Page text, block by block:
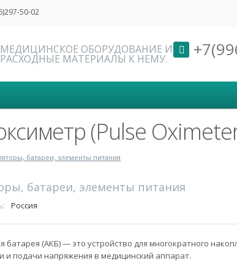
50-02
МЕДИЦИНСКОЕ ОБОРУДОВАНИЕ И
РАСХОДНЫЕ МАТЕРИАЛЫ К НЕМУ.
(Pulse
батареи, элементы питания
батареи, элементы питания
Россия
батарея (АКБ) — это устройство для многократного
и подачи напряжения в медицинский аппарат.